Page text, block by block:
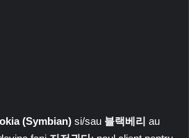
(Symbian) si/sau 블랙베리 au